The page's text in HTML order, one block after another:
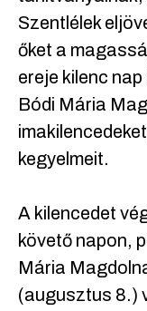
Szentlélek
őket a
ereje kilenc
Bódi Mária
kegyelmeit.
A kilencedet
követő napon,
Mária
(augusztus 8.)